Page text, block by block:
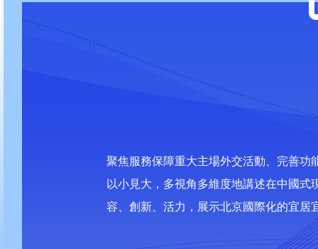
聚焦服務保障重大主場外交活動、完善功
以小見大，多視角多維度地講述在中國
容、創新、活力，展示北京國際化的宜居